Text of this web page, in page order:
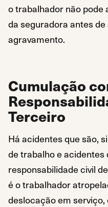
o trabalhador não
da seguradora antes
agravamento.
Cumulação
Terceiro
Há acidentes que são,
de trabalho e acidentes
responsabilidade civil
é o trabalhador
deslocação em